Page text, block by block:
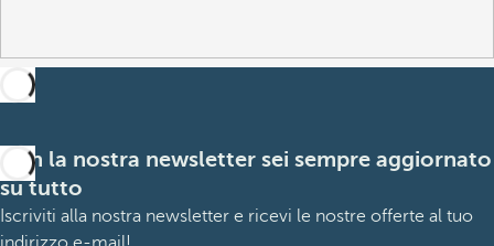
Con la nostra newsletter sei sempre aggiornato
su tutto
Iscriviti alla nostra newsletter e ricevi le nostre offerte al tuo